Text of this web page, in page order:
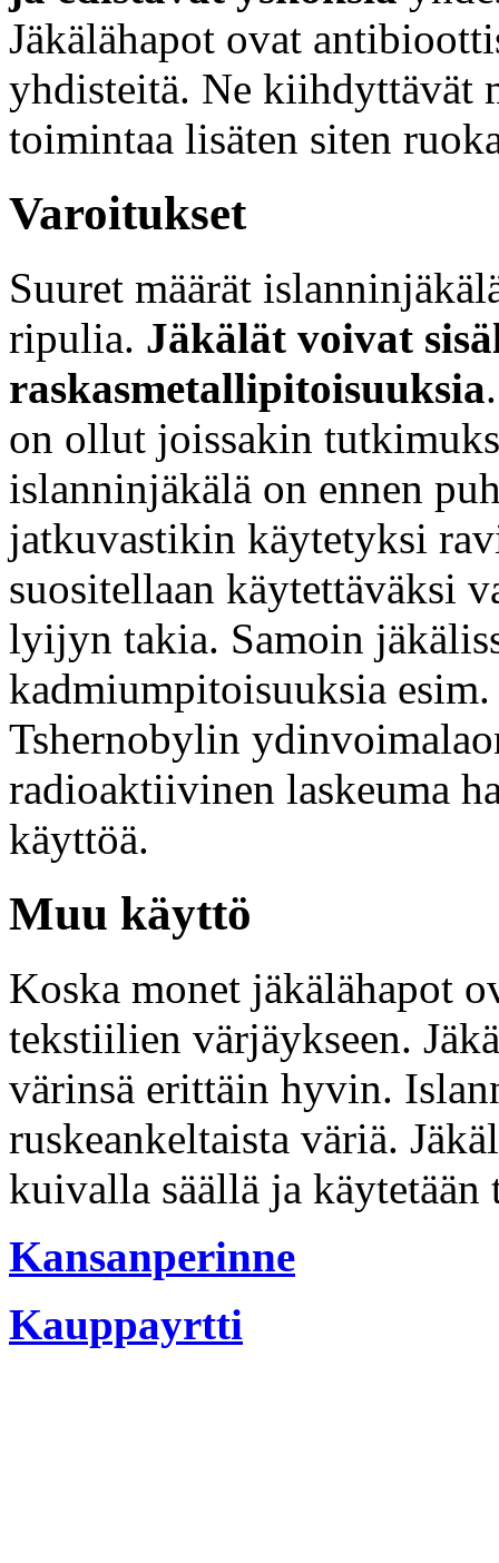
Jäkälähapot ovat
yhdisteitä. Ne kiihdyttävät
toimintaa lisäten siten
Varoitukset
Suuret määrät
ripulia. Jäkälät voivat
raskasmetallipitoisuuksia
on ollut joissakin
islanninjäkälä on ennen
jatkuvastikin käytetyksi
suositellaan käytettäväksi
lyijyn takia. Samoin
kadmiumpitoisuuksia
Tshernobylin
radioaktiivinen laskeuma
käyttöä.
Muu käyttö
Koska monet jäkälähapot
tekstiilien värjäykseen.
värinsä erittäin hyvin.
ruskeankeltaista väriä.
kuivalla säällä ja
Kansanperinne
Kauppayrtti